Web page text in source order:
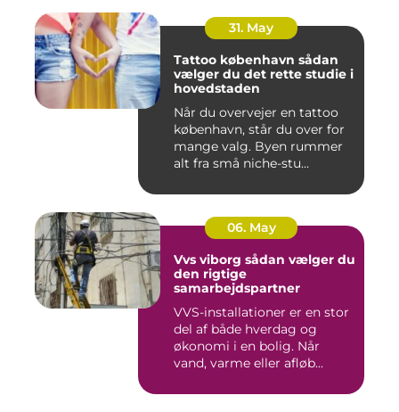
31. May
Tattoo københavn sådan
vælger du det rette studie i
hovedstaden
Når du overvejer en tattoo
københavn, står du over for
mange valg. Byen rummer
alt fra små niche-stu...
06. May
Vvs viborg sådan vælger du
den rigtige
samarbejdspartner
VVS-installationer er en stor
del af både hverdag og
økonomi i en bolig. Når
vand, varme eller afløb...